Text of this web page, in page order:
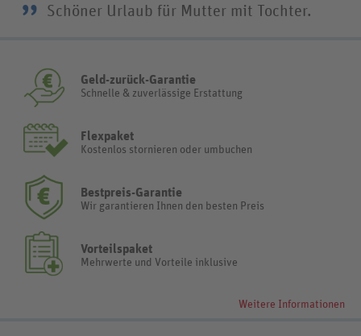
” Schöner Urlaub für Mutter mit Tochter.
Geld-zurück-Garantie
Schnelle & zuverlässige Erstattung
Flexpaket
Kostenlos stornieren oder umbuchen
Bestpreis-Garantie
Wir garantieren Ihnen den besten Preis
Vorteilspaket
Mehrwerte und Vorteile inklusive
Weitere Informationen